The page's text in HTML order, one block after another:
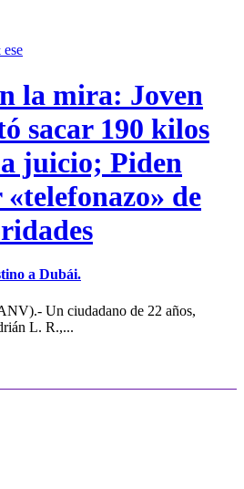
la mira: Joven
sacar 190 kilos
juicio; Piden
de
a Dubái.
Un ciudadano de 22 años,
L. R.,...